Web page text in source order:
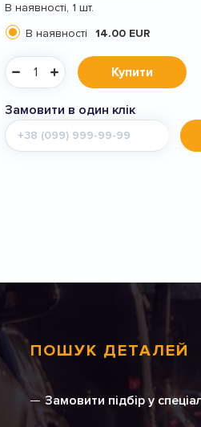
В наявності, 1 шт.
В наявності
14.00 EUR
Купити
Замовити в один клік
Мобільний
телефон
ПОШУК ДЕТАЛЕЙ
Замовити підбір у